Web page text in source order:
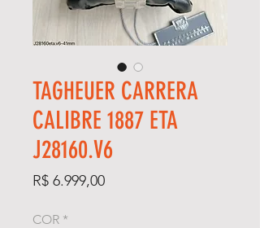
TAGHEUER CARRERA
CALIBRE 1887 ETA
J28160.V6
R$ 6.999,00Preço
COR *